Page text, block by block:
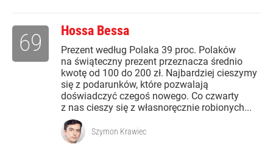
Hossa Bessa
Prezent według Polaka 39 proc. Polaków
na świąteczny prezent przeznacza średnio
kwotę od 100 do 200 zł. Najbardziej cieszymy
się z podarunków, które pozwalają
doświadczyć czegoś nowego. Co czwarty
z nas cieszy się z własnoręcznie robionych...
69
Szymon Krawiec